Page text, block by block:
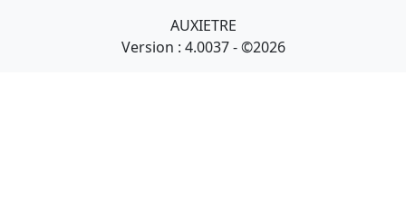
AUXIETRE
Version : 4.0037 - ©2026